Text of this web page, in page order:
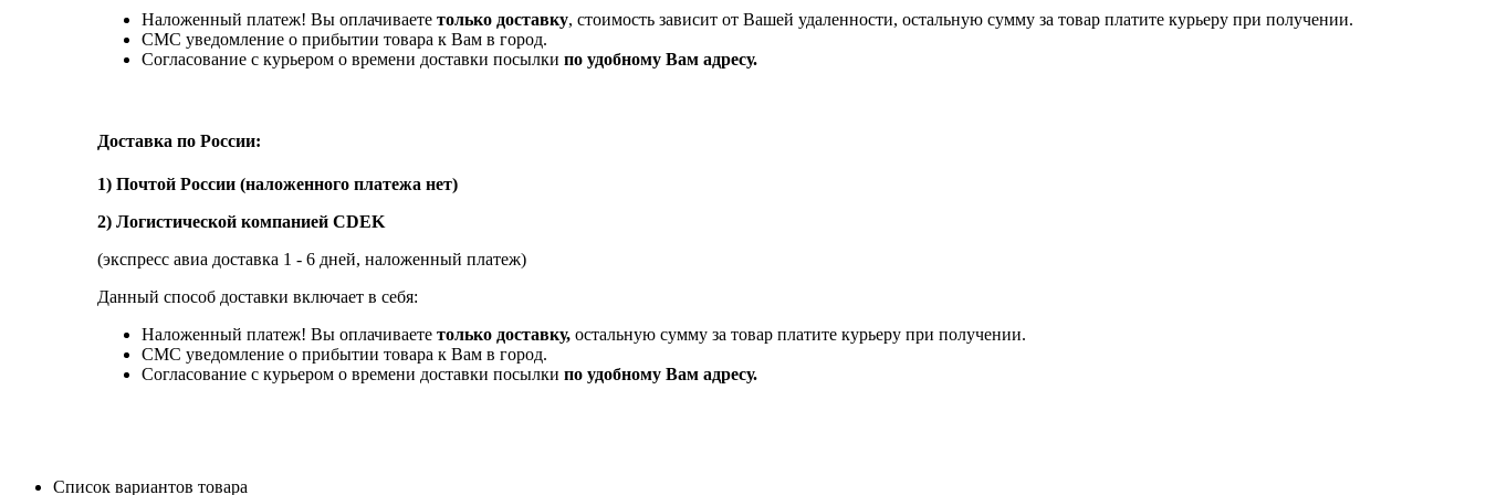
Наложенный платеж! Вы оплачиваете только доставку, стоимость зависит от Вашей удаленности, остальную сумму за товар платите курьеру при получении.
СМС уведомление о прибытии товара к Вам в город.
Согласование с курьером о времени доставки посылки по удобному Вам адресу.
Доставка по России:
1) Почтой России (наложенного платежа нет)
2) Логистической компанией CDEK
(экспресс авиа доставка 1 - 6 дней, наложенный платеж)
Данный способ доставки включает в себя:
Наложенный платеж! Вы оплачиваете только доставку, остальную сумму за товар платите курьеру при получении.
СМС уведомление о прибытии товара к Вам в город.
Согласование с курьером о времени доставки посылки по удобному Вам адресу.
Список вариантов товара